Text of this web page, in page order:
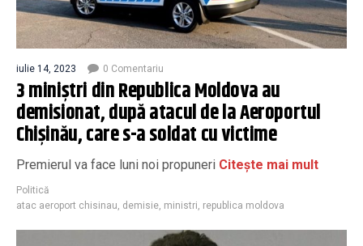
iulie 14, 2023 0 Comentariu
3 miniștri din Republica Moldova au
demisionat, după atacul de la Aeroportul
Chișinău, care s-a soldat cu victime
Premierul va face luni noi propuneri Citește mai mult
Politică
atac aeroport chisinau, demisie, ministri, republica moldova